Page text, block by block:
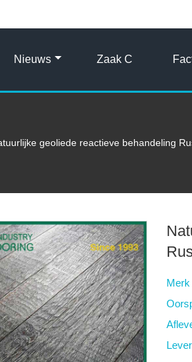
Nieuws Zaak C
geoliede reactieve behandeling